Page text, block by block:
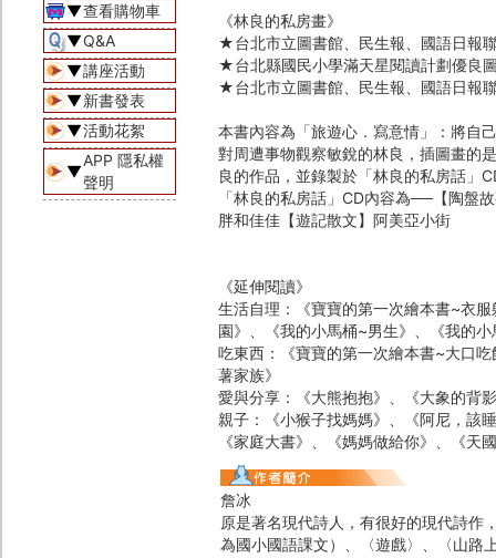
▼查看購物車
▼Q&A
▼講座活動
▼新書發表
▼活動花絮
▼
APP 隱私權
聲明
《林良的私房畫》
★台北市立圖書館、民生報、國語日報
★台北縣國民小學滿天星閱讀計劃優良
★台北市立圖書館、民生報、國語日報
本書內容為「旅遊心．寫意情」：將自
對周遭事物觀察敏銳的林良，插圖畫的
良的作品，並錄製於「林良的私房話」
「林良的私房話」CD內容為──【陶盤
胖和佳佳【遊記散文】阿美亞小街
《延伸閱讀》
生活自理：《寶寶的第一次繪本書~衣
園》、《我的小馬桶~男生》、《我的
吃東西：《寶寶的第一次繪本書~大口
薯家族》
愛與分享：《大熊抱抱》、《大象的背
親子：《小猴子找媽媽》、《阿尼，該
《家庭大書》、《媽媽做給你》、《天
詹冰
原是著名現代詩人，有很好的現代詩作
為國小國語課文）、〈遊戲〉、〈山路